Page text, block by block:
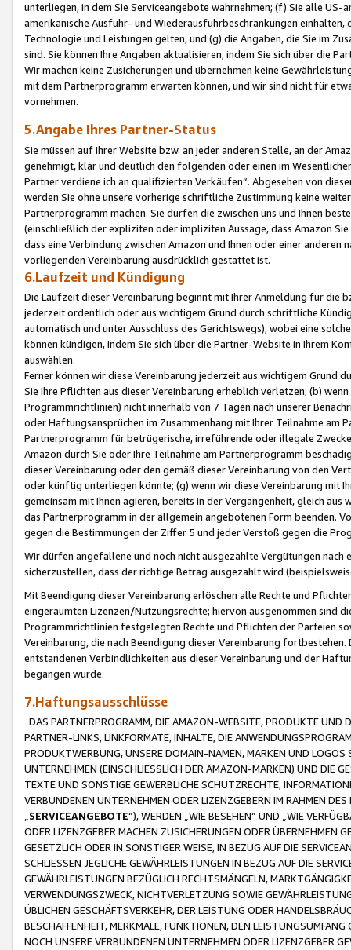
unterliegen, in dem Sie Serviceangebote wahrnehmen; (f) Sie alle
amerikanische Ausfuhr- und Wiederausfuhrbeschränkungen
Technologie und Leistungen gelten, und (g) die Angaben, die Sie im
sind. Sie können Ihre Angaben aktualisieren, indem Sie sich über die
Wir machen keine Zusicherungen und übernehmen keine
mit dem Partnerprogramm erwarten können, und wir sind nicht für
vornehmen.
5.Angabe Ihres Partner-Status
Sie müssen auf Ihrer Website bzw. an jeder anderen Stelle, an der
genehmigt, klar und deutlich den folgenden oder einen im
Partner verdiene ich an qualifizierten Verkäufen“. Abgesehen von
werden Sie ohne unsere vorherige schriftliche Zustimmung keine
Partnerprogramm machen. Sie dürfen die zwischen uns und Ihnen
(einschließlich der expliziten oder impliziten Aussage, dass Amazon
dass eine Verbindung zwischen Amazon und Ihnen oder einer
vorliegenden Vereinbarung ausdrücklich gestattet ist.
6.Laufzeit und Kündigung
Die Laufzeit dieser Vereinbarung beginnt mit Ihrer Anmeldung für die
jederzeit ordentlich oder aus wichtigem Grund durch schriftliche
automatisch und unter Ausschluss des Gerichtswegs), wobei eine
können kündigen, indem Sie sich über die Partner-Website in Ihrem
auswählen.
Ferner können wir diese Vereinbarung jederzeit aus wichtigem Grund
Sie Ihre Pflichten aus dieser Vereinbarung erheblich verletzen; (b)
Programmrichtlinien) nicht innerhalb von 7 Tagen nach unserer
oder Haftungsansprüchen im Zusammenhang mit Ihrer Teilnahme am
Partnerprogramm für betrügerische, irreführende oder illegale
Amazon durch Sie oder Ihre Teilnahme am Partnerprogramm
dieser Vereinbarung oder den gemäß dieser Vereinbarung von den
oder künftig unterliegen könnte; (g) wenn wir diese Vereinbarung mit
gemeinsam mit Ihnen agieren, bereits in der Vergangenheit, gleich
das Partnerprogramm in der allgemein angebotenen Form beenden.
gegen die Bestimmungen der Ziffer 5 und jeder Verstoß gegen die
Wir dürfen angefallene und noch nicht ausgezahlte Vergütungen
sicherzustellen, dass der richtige Betrag ausgezahlt wird
Mit Beendigung dieser Vereinbarung erlöschen alle Rechte und
eingeräumten Lizenzen/Nutzungsrechte; hiervon ausgenommen sind
Programmrichtlinien festgelegten Rechte und Pflichten der Parteien
Vereinbarung, die nach Beendigung dieser Vereinbarung
entstandenen Verbindlichkeiten aus dieser Vereinbarung und der
begangen wurde.
7.Haftungsausschlüsse
DAS PARTNERPROGRAMM, DIE AMAZON-WEBSITE, PRODUKTE UND
PARTNER-LINKS, LINKFORMATE, INHALTE, DIE
PRODUKTWERBUNG, UNSERE DOMAIN-NAMEN, MARKEN UND
UNTERNEHMEN (EINSCHLIESSLICH DER AMAZON-MARKEN) UND DIE
TEXTE UND SONSTIGE GEWERBLICHE SCHUTZRECHTE,
VERBUNDENEN UNTERNEHMEN ODER LIZENZGEBERN IM RAHMEN
SERVICEANGEBOTE“), WERDEN „WIE BESEHEN“ UND „WIE
ODER LIZENZGEBER MACHEN ZUSICHERUNGEN ODER ÜBERNEHMEN
GESETZLICH ODER IN SONSTIGER WEISE, IN BEZUG AUF DIE
SCHLIESSEN JEGLICHE GEWÄHRLEISTUNGEN IN BEZUG AUF DIE
GEWÄHRLEISTUNGEN BEZÜGLICH RECHTSMÄNGELN,
VERWENDUNGSZWECK, NICHTVERLETZUNG SOWIE
ÜBLICHEN GESCHÄFTSVERKEHR, DER LEISTUNG ODER
BESCHAFFENHEIT, MERKMALE, FUNKTIONEN, DEN
NOCH UNSERE VERBUNDENEN UNTERNEHMEN ODER LIZENZGEBER